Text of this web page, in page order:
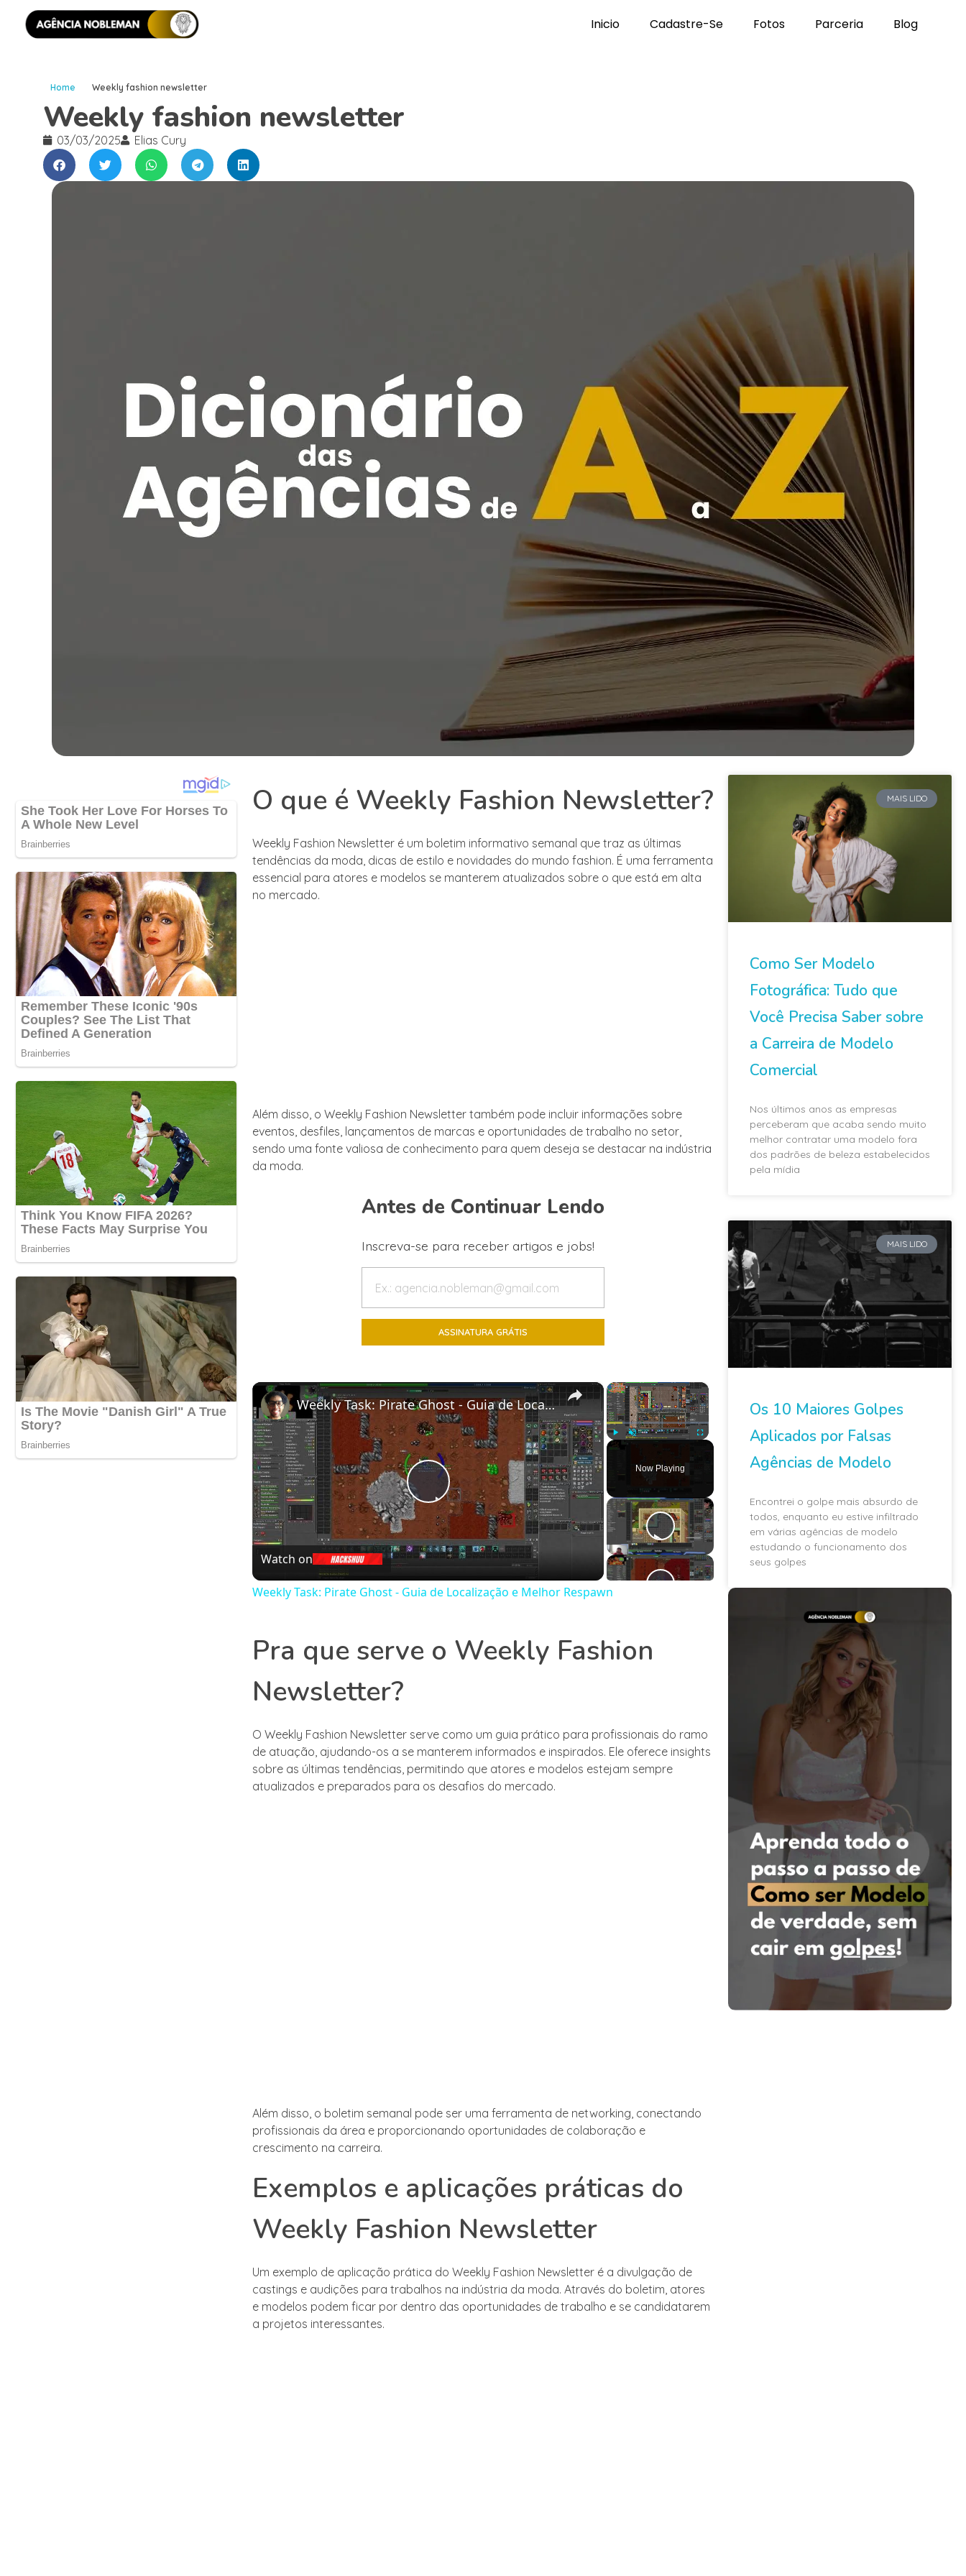
Inicio Cadastre-Se Fotos Parceria Blog
Home Weekly fashion newsletter
Weekly fashion newsletter
03/03/2025 Elias Cury
O que é Weekly Fashion Newsletter?
Weekly Fashion Newsletter é um boletim informativo semanal que traz as últimas
tendências da moda, dicas de estilo e novidades do mundo fashion. É uma ferramenta
essencial para atores e modelos se manterem atualizados sobre o que está em alta
no mercado.
Além disso, o Weekly Fashion Newsletter também pode incluir informações sobre
eventos, desfiles, lançamentos de marcas e oportunidades de trabalho no setor,
sendo uma fonte valiosa de conhecimento para quem deseja se destacar na indústria
da moda.
Antes de Continuar Lendo
Inscreva-se para receber artigos e jobs!
×
Play Fullscreen
Now Playing
×
Play
Video
Weekly Task: Pirate Ghost - Guia de Localização e Melhor Respawn
Watch on
Weekly Task: Pirate Ghost - Guia de Localização e Melhor Respawn
Pra que serve o Weekly Fashion
Newsletter?
O Weekly Fashion Newsletter serve como um guia prático para profissionais do ramo
de atuação, ajudando-os a se manterem informados e inspirados. Ele oferece insights
sobre as últimas tendências, permitindo que atores e modelos estejam sempre
atualizados e preparados para os desafios do mercado.
Além disso, o boletim semanal pode ser uma ferramenta de networking, conectando
profissionais da área e proporcionando oportunidades de colaboração e
crescimento na carreira.
Exemplos e aplicações práticas do
Weekly Fashion Newsletter
Um exemplo de aplicação prática do Weekly Fashion Newsletter é a divulgação de
castings e audições para trabalhos na indústria da moda. Através do boletim, atores
e modelos podem ficar por dentro das oportunidades de trabalho e se candidatarem
a projetos interessantes.
MAIS LIDO
Como Ser Modelo
Fotográfica: Tudo que
Você Precisa Saber sobre
a Carreira de Modelo
Comercial
Nos últimos anos as empresas
perceberam que acaba sendo muito
melhor contratar uma modelo fora
dos padrões de beleza estabelecidos
pela mídia
MAIS LIDO
Os 10 Maiores Golpes
Aplicados por Falsas
Agências de Modelo
Encontrei o golpe mais absurdo de
todos, enquanto eu estive infiltrado
em várias agências de modelo
estudando o funcionamento dos
seus golpes